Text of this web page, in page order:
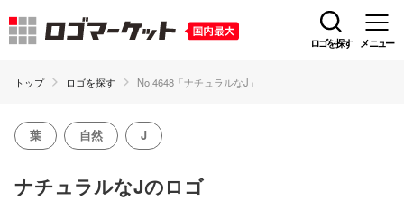
ロゴを探す メニュー
トップ ロゴを探す No.4648「ナチュラルなJ」
葉 自然 J
ナチュラルなJのロゴ